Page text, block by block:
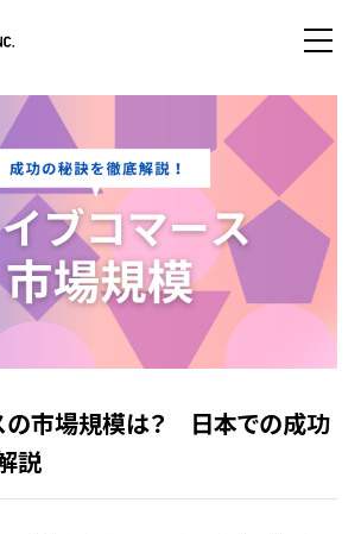
の市場規模は？ 日本での成功
説